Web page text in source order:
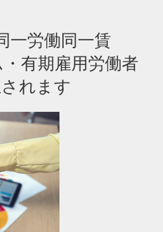
一労働同一賃
有期雇用労働者
れます